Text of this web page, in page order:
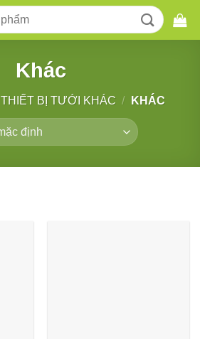
Khác
THIẾT BỊ TƯỚI KHÁC / KHÁC